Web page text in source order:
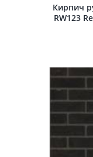
Кирпич
RW123